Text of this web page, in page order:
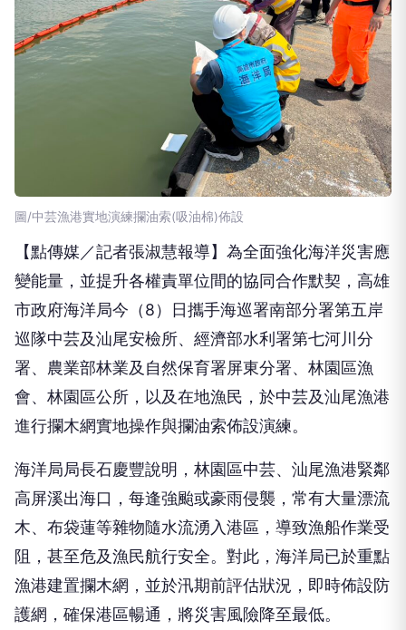
圖/中芸漁港實地演練攔油索(吸油棉)佈設
【點傳媒／記者張淑慧報導】為全面強化海洋災害應
變能量，並提升各權責單位間的協同合作默契，高雄
市政府海洋局今（8）日攜手海巡署南部分署第五岸
巡隊中芸及汕尾安檢所、經濟部水利署第七河川分
署、農業部林業及自然保育署屏東分署、林園區漁
會、林園區公所，以及在地漁民，於中芸及汕尾漁港
進行攔木網實地操作與攔油索佈設演練。
海洋局局長石慶豐說明，林園區中芸、汕尾漁港緊鄰
高屏溪出海口，每逢強颱或豪雨侵襲，常有大量漂流
木、布袋蓮等雜物隨水流湧入港區，導致漁船作業受
阻，甚至危及漁民航行安全。對此，海洋局已於重點
漁港建置攔木網，並於汛期前評估狀況，即時佈設防
護網，確保港區暢通，將災害風險降至最低。